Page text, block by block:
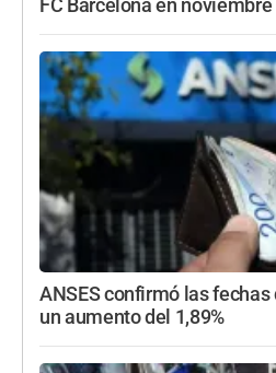
FC Barcelona en noviembre
ANSES confirmó las fechas
un aumento del 1,89%